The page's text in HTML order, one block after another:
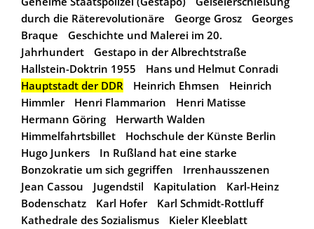
durch die Räterevolutionäre
George Grosz
Georges
Braque
Geschichte und Malerei im 20.
Jahrhundert
Gestapo in der Albrechtstraße
Hallstein-Doktrin 1955
Hans und Helmut Conradi
Hauptstadt der DDR
Heinrich Ehmsen
Heinrich
Himmler
Henri Flammarion
Henri Matisse
Hermann Göring
Herwarth Walden
Himmelfahrtsbillet
Hochschule der Künste Berlin
Hugo Junkers
In Rußland hat eine starke
Bonzokratie um sich gegriffen
Irrenhausszenen
Jean Cassou
Jugendstil Kapitulation
Karl-Heinz
Bodenschatz
Karl Hofer
Karl Schmidt-Rottluff
Kathedrale des Sozialismus
Kieler Kleeblatt